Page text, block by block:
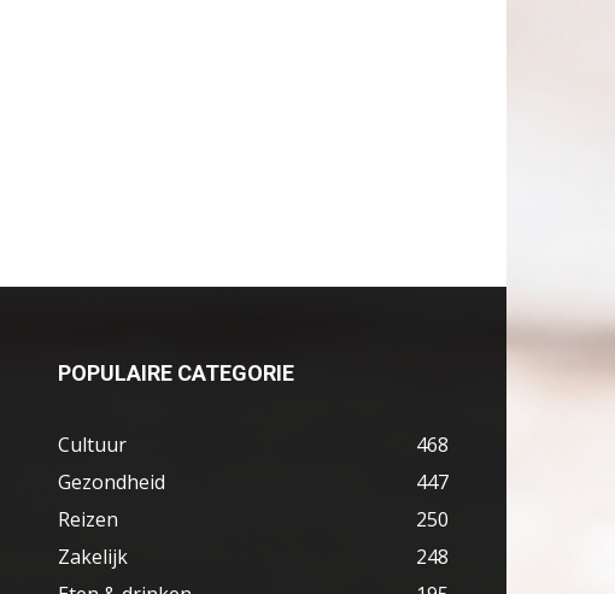
POPULAIRE CATEGORIE
Cultuur
468
Gezondheid
447
Reizen
250
Zakelijk
248